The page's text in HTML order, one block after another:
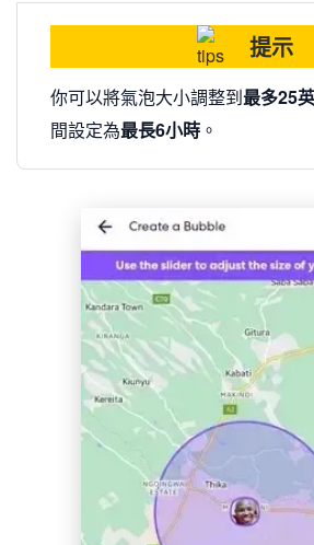
提示
你可以將氣泡大小調整到最多25
間設定為最長6小時 。